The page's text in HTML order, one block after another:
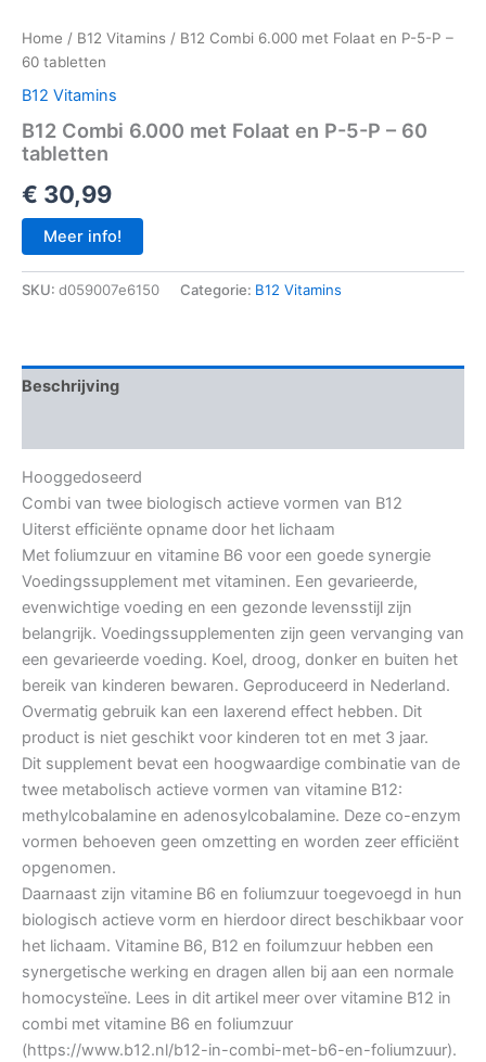
Home / B12 Vitamins / B12 Combi 6.000 met Folaat en P-5-P –
60 tabletten
B12 Vitamins
B12 Combi 6.000 met Folaat en P-5-P – 60
tabletten
€ 30,99
Meer info!
SKU: d059007e6150 Categorie: B12 Vitamins
Beschrijving
Hooggedoseerd
Combi van twee biologisch actieve vormen van B12
Uiterst efficiënte opname door het lichaam
Met foliumzuur en vitamine B6 voor een goede synergie
Voedingssupplement met vitaminen. Een gevarieerde,
evenwichtige voeding en een gezonde levensstijl zijn
belangrijk. Voedingssupplementen zijn geen vervanging van
een gevarieerde voeding. Koel, droog, donker en buiten het
bereik van kinderen bewaren. Geproduceerd in Nederland.
Overmatig gebruik kan een laxerend effect hebben. Dit
product is niet geschikt voor kinderen tot en met 3 jaar.
Dit supplement bevat een hoogwaardige combinatie van de
twee metabolisch actieve vormen van vitamine B12:
methylcobalamine en adenosylcobalamine. Deze co-enzym
vormen behoeven geen omzetting en worden zeer efficiënt
opgenomen.
Daarnaast zijn vitamine B6 en foliumzuur toegevoegd in hun
biologisch actieve vorm en hierdoor direct beschikbaar voor
het lichaam. Vitamine B6, B12 en foilumzuur hebben een
synergetische werking en dragen allen bij aan een normale
homocysteïne. Lees in dit artikel meer over vitamine B12 in
combi met vitamine B6 en foliumzuur
(https://www.b12.nl/b12-in-combi-met-b6-en-foliumzuur).